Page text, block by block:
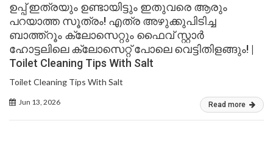
ഉപ്പ് ഇത്രയും ഉണ്ടായിട്ടും ഇതുവരെ ആരും
പറയാത്ത സൂത്രം! എത്ര അഴുക്കുപിടിച്ച
ബാത്ത്റൂം ക്ലോസെറ്റും ഫൈവ് സ്റ്റാർ
ഹോട്ടലിലെ ക്ലോസെറ്റ് പോലെ വെട്ടിതിളങ്ങും! |
Toilet Cleaning Tips With Salt
Toilet Cleaning Tips With Salt
Jun 13, 2026 Read more